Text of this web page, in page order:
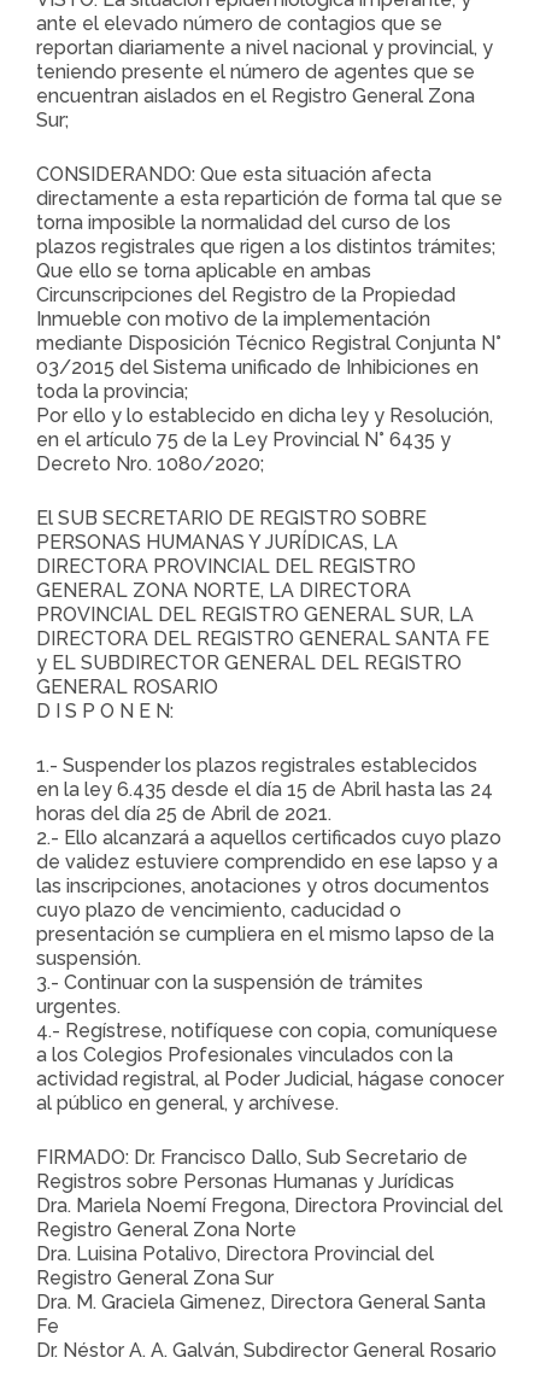
ante el elevado número de contagios que se
reportan diariamente a nivel nacional y provincial, y
teniendo presente el número de agentes que se
encuentran aislados en el Registro General Zona
Sur;
CONSIDERANDO: Que esta situación afecta
directamente a esta repartición de forma tal que se
torna imposible la normalidad del curso de los
plazos registrales que rigen a los distintos trámites;
Que ello se torna aplicable en ambas
Circunscripciones del Registro de la Propiedad
Inmueble con motivo de la implementación
mediante Disposición Técnico Registral Conjunta N°
03/2015 del Sistema unificado de Inhibiciones en
toda la provincia;
Por ello y lo establecido en dicha ley y Resolución,
en el artículo 75 de la Ley Provincial N° 6435 y
Decreto Nro. 1080/2020;
El SUB SECRETARIO DE REGISTRO SOBRE
PERSONAS HUMANAS Y JURÍDICAS, LA
DIRECTORA PROVINCIAL DEL REGISTRO
GENERAL ZONA NORTE, LA DIRECTORA
PROVINCIAL DEL REGISTRO GENERAL SUR, LA
DIRECTORA DEL REGISTRO GENERAL SANTA FE
y EL SUBDIRECTOR GENERAL DEL REGISTRO
GENERAL ROSARIO
D I S P O N E N:
1.- Suspender los plazos registrales establecidos
en la ley 6.435 desde el día 15 de Abril hasta las 24
horas del día 25 de Abril de 2021.
2.- Ello alcanzará a aquellos certificados cuyo plazo
de validez estuviere comprendido en ese lapso y a
las inscripciones, anotaciones y otros documentos
cuyo plazo de vencimiento, caducidad o
presentación se cumpliera en el mismo lapso de la
suspensión.
3.- Continuar con la suspensión de trámites
urgentes.
4.- Regístrese, notifíquese con copia, comuníquese
a los Colegios Profesionales vinculados con la
actividad registral, al Poder Judicial, hágase conocer
al público en general, y archívese.
FIRMADO: Dr. Francisco Dallo, Sub Secretario de
Registros sobre Personas Humanas y Jurídicas
Dra. Mariela Noemí Fregona, Directora Provincial del
Registro General Zona Norte
Dra. Luisina Potalivo, Directora Provincial del
Registro General Zona Sur
Dra. M. Graciela Gimenez, Directora General Santa
Fe
Dr. Néstor A. A. Galván, Subdirector General Rosario